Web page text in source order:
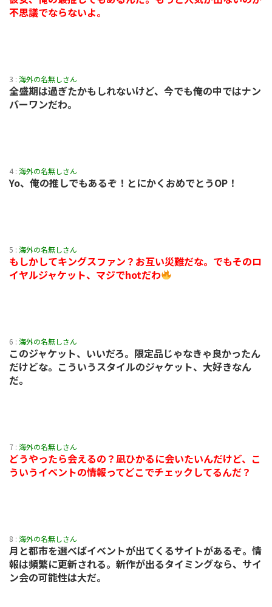
不思議でならないよ。
3 : 海外の名無しさん
全盛期は過ぎたかもしれないけど、今でも俺の中ではナン
バーワンだわ。
4 : 海外の名無しさん
Yo、俺の推しでもあるぞ！とにかくおめでとうOP！
5 : 海外の名無しさん
もしかしてキングスファン？お互い災難だな。でもそのロ
イヤルジャケット、マジでhotだわ
6 : 海外の名無しさん
このジャケット、いいだろ。限定品じゃなきゃ良かったん
だけどな。こういうスタイルのジャケット、大好きなん
だ。
7 : 海外の名無しさん
どうやったら会えるの？凪ひかるに会いたいんだけど、こ
ういうイベントの情報ってどこでチェックしてるんだ？
8 : 海外の名無しさん
月と都市を選べばイベントが出てくるサイトがあるぞ。情
報は頻繁に更新される。新作が出るタイミングなら、サイ
ン会の可能性は大だ。